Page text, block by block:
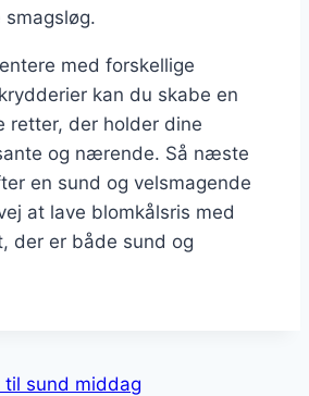
med forskellige
kan du skabe en
retter, der holder dine
og nærende. Så næste
en sund og velsmagende
at lave blomkålsris med
der er både sund og
til sund middag